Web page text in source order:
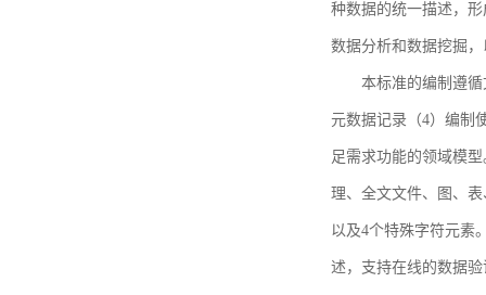
种数据的统一描述，
数据分析和数据挖掘
本标准的编制遵
元数据记录（4）编制
足需求功能的领域模
理、全文文件、图、
以及4个特殊字符元素
述，支持在线的数据